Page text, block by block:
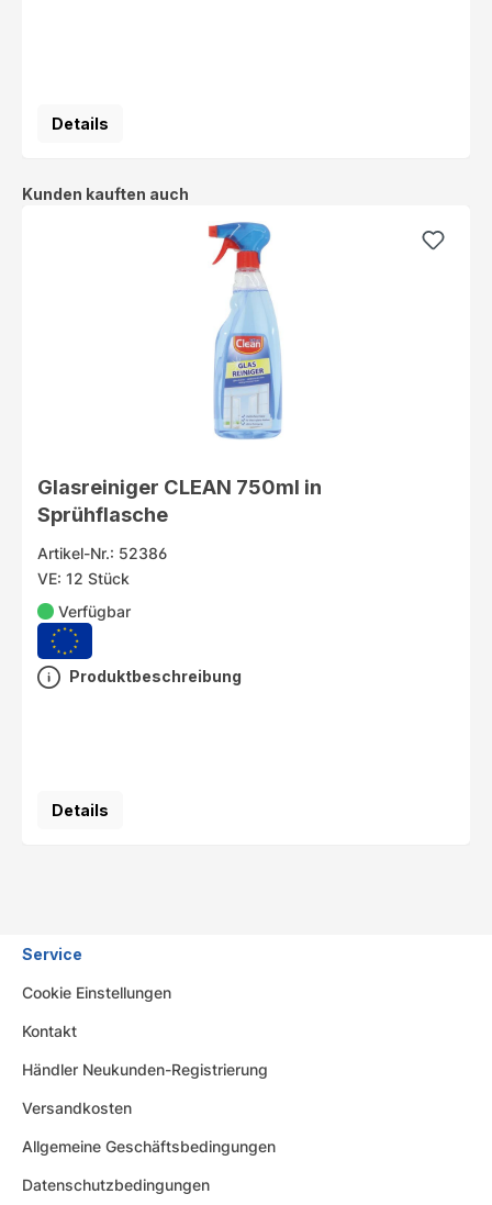
Details
Produktgalerie überspringen
Kunden kauften auch
Glasreiniger CLEAN 750ml in
Sprühflasche
Artikel-Nr.: 52386
VE: 12 Stück
Verfügbar
Produktbeschreibung
Details
Service
Cookie Einstellungen
Kontakt
Händler Neukunden-Registrierung
Versandkosten
Allgemeine Geschäftsbedingungen
Datenschutzbedingungen